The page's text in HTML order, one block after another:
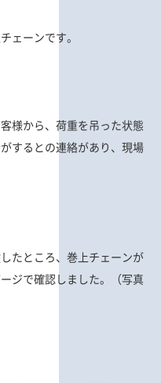
ェーンです。
様から、荷重を吊った状態
するとの連絡があり、現場
たところ、巻上チェーンが
ジで確認しました。（写真